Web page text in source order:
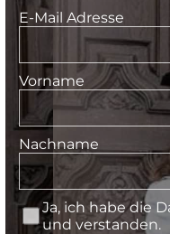
E-Mail Adresse
Vorname
Nachname
Ja, ich habe die
und verstanden.